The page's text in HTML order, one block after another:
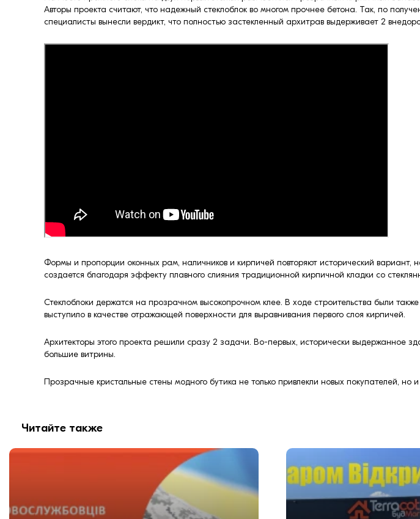
Авторы проекта считают, что надежный стеклоблок во многом прочнее бетона. Так, по
специалисты вынесли вердикт, что полностью застекленный архитрав выдерживает 2
Формы и пропорции оконных рам, наличников и кирпичей повторяют исторический вариант,
создается благодаря эффекту плавного слияния традиционной кирпичной кладки со
Стеклоблоки держатся на прозрачном высокопрочном клее. В ходе строительства были
выступило в качестве отражающей поверхности для выравнивания первого слоя кирпичей.
Архитекторы этого проекта решили сразу 2 задачи. Во-первых, исторически выдержанное
большие витрины.
Прозрачные кристальные стены модного бутика не только привлекли новых покупателей,
Читайте также